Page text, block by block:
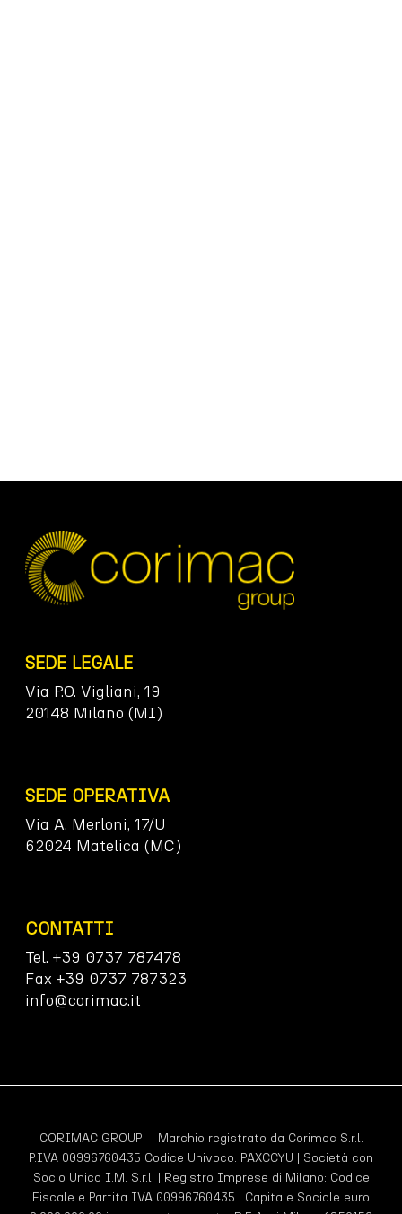
SEDE LEGALE
Via P.O. Vigliani, 19
20148 Milano (MI)
SEDE OPERATIVA
Via A. Merloni, 17/U
62024 Matelica (MC)
CONTATTI
Tel. +39 0737 787478
Fax +39 0737 787323
info@corimac.it
CORIMAC GROUP – Marchio registrato da Corimac S.r.l.
P.IVA 00996760435 Codice Univoco: PAXCCYU | Società con
Socio Unico I.M. S.r.l. | Registro Imprese di Milano: Codice
Fiscale e Partita IVA 00996760435 | Capitale Sociale euro